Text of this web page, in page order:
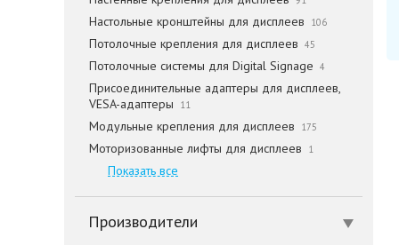
Настольные кронштейны для дисплеев 106
Потолочные крепления для дисплеев 45
Потолочные системы для Digital Signage 4
Присоединительные адаптеры для дисплеев,
VESA-адаптеры
11
Модульные крепления для дисплеев 175
Моторизованные лифты для дисплеев 1
Показать все
Производители